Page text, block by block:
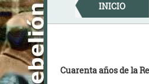
Skip
to
content
INICIO
Cuarenta años de la